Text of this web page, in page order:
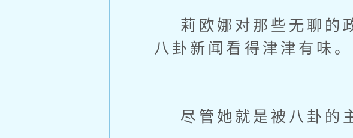
莉欧娜对那些无聊的
八卦新闻看得津津有味。
尽管她就是被八卦的